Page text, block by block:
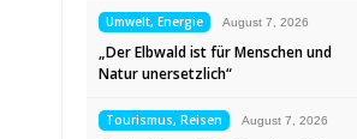
Umwelt, Energie August 7, 2026
„Der Elbwald ist für Menschen und
Natur unersetzlich“
Tourismus, Reisen August 7, 2026